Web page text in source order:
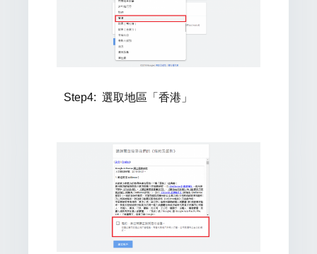
Step4: 選取地區「香港」